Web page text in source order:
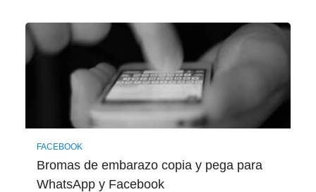
FACEBOOK
Bromas de embarazo copia y pega para
WhatsApp y Facebook